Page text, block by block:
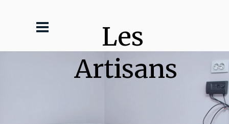
Les
Artisans